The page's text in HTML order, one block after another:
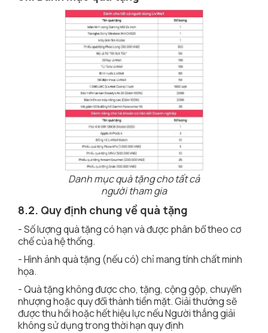
Danh mục quà tặng cho tất cả
người tham gia
8.2. Quy định chung về quà tặng
- Số lượng quà tặng có hạn và được phân bổ theo cơ
chế của hệ thống.
- Hình ảnh quà tặng (nếu có) chỉ mang tính chất minh
họa.
- Quà tặng không được cho, tặng, cộng gộp, chuyển
nhượng hoặc quy đổi thành tiền mặt. Giải thưởng sẽ
được thu hồi hoặc hết hiệu lực nếu Người thắng giải
không sử dụng trong thời hạn quy định